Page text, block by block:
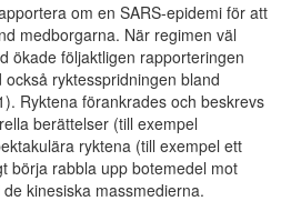
om en SARS-epidemi för att
medborgarna. När regimen väl
ökade följaktligen rapporteringen
ryktesspridningen bland
Ryktena förankrades och beskrevs
berättelser (till exempel
ryktena (till exempel ett
börja rabbla upp botemedel mot
kinesiska massmedierna.